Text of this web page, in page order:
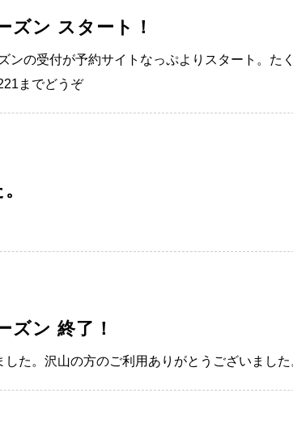
ズン スタート！
ンの受付が予約サイトなっぷよりスタート。
までどうぞ
ズン 終了！
た。沢山の方のご利用ありがとうございました